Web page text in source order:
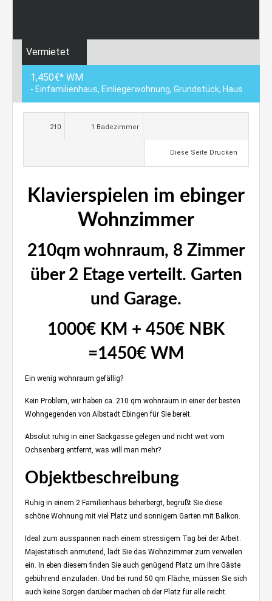
Vermietet
1,450€* WM
- Einfamilienhaus, Einliegerwohnung, Grundstück, Haus
210 1 Badezimmer
Diese Seite Drucken
Klavierspielen im ebinger
Wohnzimmer
210qm wohnraum, 8 Zimmer
über 2 Etage verteilt. Garten
und Garage.
1000€ KM + 450€ NBK
=1450€ WM
Ein wenig wohnraum gefällig?
Kein Problem, wir haben ca. 210 qm wohnraum in einer der besten
Wohngegenden von Albstadt Ebingen für Sie bereit.
Absolut ruhig in einer Sackgasse gelegen und nicht weit vom
Ochsenberg entfernt, was will man mehr?
Objektbeschreibung
Ruhig in einem 2 Familienhaus beherbergt, begrüßt Sie diese
schöne Wohnung mit viel Platz und sonnigem Garten mit Balkon.
Ideal zum ausspannen nach einem stressigem Tag bei der Arbeit.
Majestätisch anmutend, lädt Sie das Wohnzimmer zum verweilen
ein. In eben diesem finden Sie auch genügend Platz um Ihre Gäste
gebührend einzuladen. Und bei rund 50 qm Fläche, müssen Sie sich
auch keine Sorgen darüber machen ob der Platz für alle reicht.